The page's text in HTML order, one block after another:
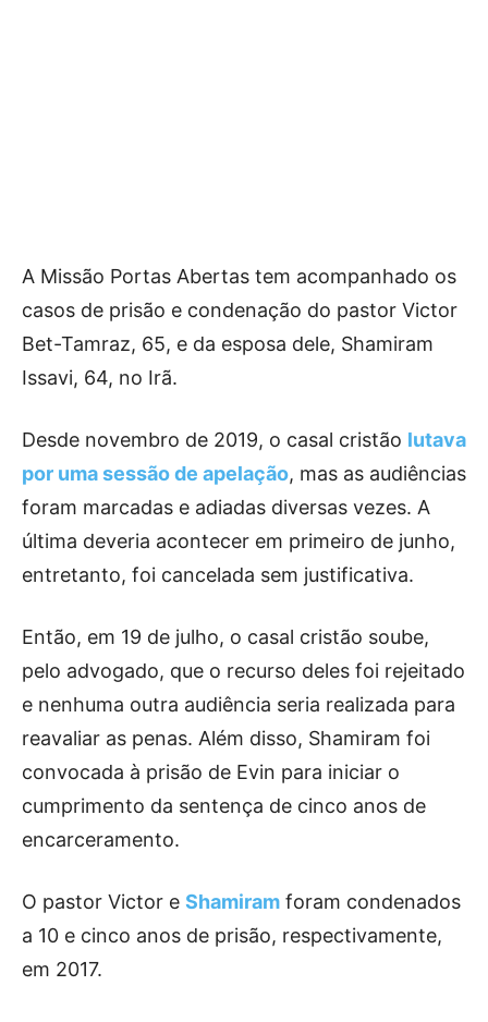
A Missão Portas Abertas tem acompanhado os
casos de prisão e condenação do pastor Victor
Bet-Tamraz, 65, e da esposa dele, Shamiram
Issavi, 64, no Irã.
Desde novembro de 2019, o casal cristão lutava
por uma sessão de apelação, mas as audiências
foram marcadas e adiadas diversas vezes. A
última deveria acontecer em primeiro de junho,
entretanto, foi cancelada sem justificativa.
Então, em 19 de julho, o casal cristão soube,
pelo advogado, que o recurso deles foi rejeitado
e nenhuma outra audiência seria realizada para
reavaliar as penas. Além disso, Shamiram foi
convocada à prisão de Evin para iniciar o
cumprimento da sentença de cinco anos de
encarceramento.
O pastor Victor e Shamiram foram condenados
a 10 e cinco anos de prisão, respectivamente,
em 2017.